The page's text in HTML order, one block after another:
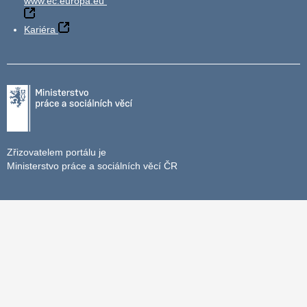
Kariéra
Zřizovatelem portálu je
Ministerstvo práce a sociálních věcí ČR